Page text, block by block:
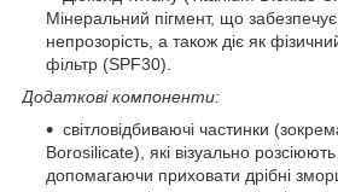
Мінеральний пігмент, що
непрозорість, а також діє як
фільтр (SPF30).
Додаткові компоненти:
світловідбиваючі частинки
Borosilicate), які візуально розсіюють
допомагаючи приховати дрібні